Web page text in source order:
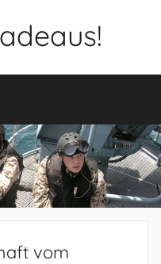
vom